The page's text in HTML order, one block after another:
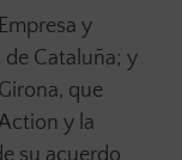
y
de Cataluña; y
que
y la